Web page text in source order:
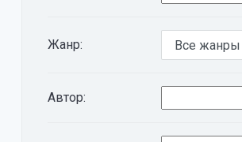
Жанр:
Автор: